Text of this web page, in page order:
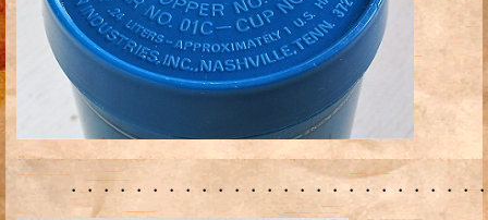
・・・・・・・・・・・・・・・・・・・・・・・・・・